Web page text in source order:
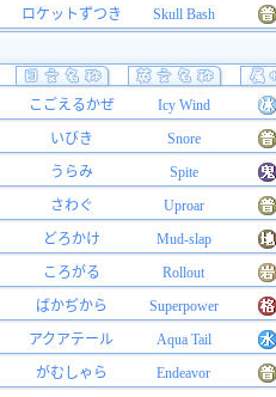
ロケットずつき Skull Bash
こごえるかぜ
Icy Wind
いびき
Snore
うらみ
Spite
さわぐ
Uproar
どろかけ
Mud-slap
ころがる
Rollout
ばかぢから
Superpower
アクアテール
Aqua Tail
がむしゃら
Endeavor